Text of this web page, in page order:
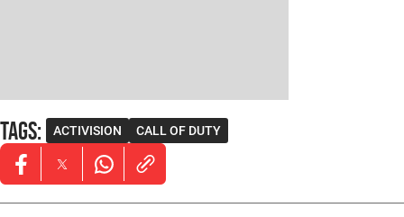
Tags: ACTIVISION CALL OF DUTY
Opens in new window
Opens in new window
Opens in new window